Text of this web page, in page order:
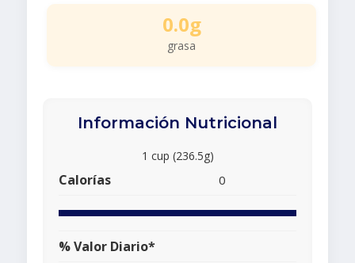
0.0g
grasa
Información Nutricional
1 cup (236.5g)
Calorías 0
% Valor Diario*